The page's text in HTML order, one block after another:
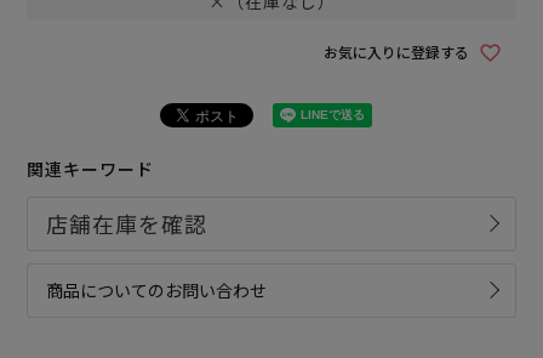
お気に入りに登録する
関連キーワード
商品についてのお問い合わせ